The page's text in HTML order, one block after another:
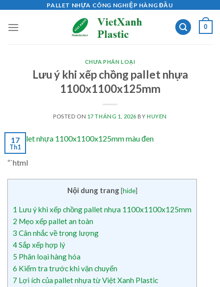
content
PALLET NHỰA CÔNG NGHIỆP HÀNG ĐẦU
0
CHƯA PHÂN LOẠI
Lưu ý khi xếp chồng pallet nhựa
1100x1100x125mm
POSTED ON 17 THÁNG 1, 2026 BY HUYEN
17
Th1
“`html
Nội dung trang [hide]
1 Lưu ý khi xếp chồng pallet nhựa 1100x1100x125mm
2 Mẹo xếp pallet an toàn
3 Cân nhắc về trọng lượng
4Sắp xếp hợp lý
5 Phân loại hàng hóa
6 Kiểm tra trước khi vận chuyển
7 Lợi ích của pallet nhựa từ Việt Xanh Plastic